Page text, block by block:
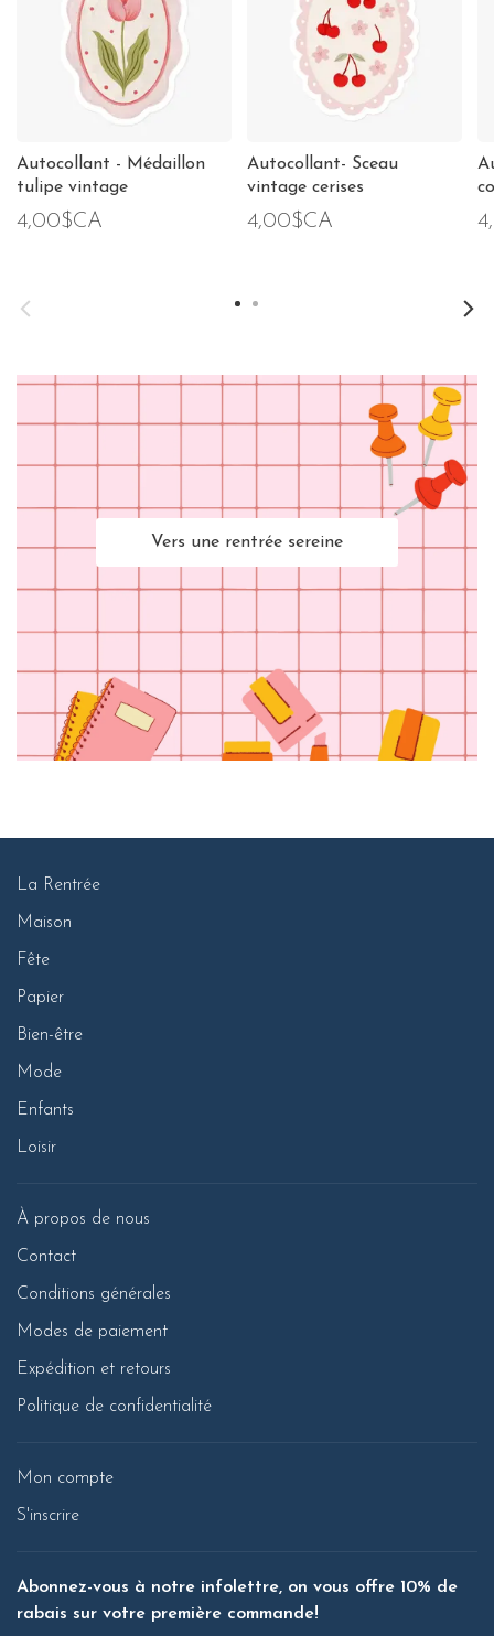
Autocollant - Médaillon
tulipe vintage
4,00$CA
Autocollant- Sceau
vintage cerises
4,00$CA
Vers une rentrée sereine
La Rentrée
Maison
Fête
Papier
Bien-être
Mode
Enfants
Loisir
À propos de nous
Contact
Conditions générales
Modes de paiement
Expédition et retours
Politique de confidentialité
Mon compte
S'inscrire
Abonnez-vous à notre infolettre, on vous offre 10% de
rabais sur votre première commande!